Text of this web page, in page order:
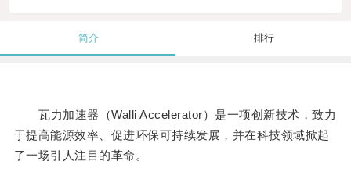
简介 排行
瓦力加速器（Walli Accelerator）是一项创新技术，致力
于提高能源效率、促进环保可持续发展，并在科技领域掀起
了一场引人注目的革命。